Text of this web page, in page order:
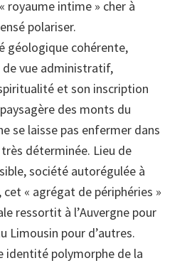
royaume intime » cher à
polariser.
géologique cohérente,
vue administratif,
et son inscription
des monts du
se laisse pas enfermer dans
déterminée. Lieu de
société autorégulée à
cet « agrégat de périphéries »
ressortit à l’Auvergne pour
Limousin pour d’autres.
identité polymorphe de la